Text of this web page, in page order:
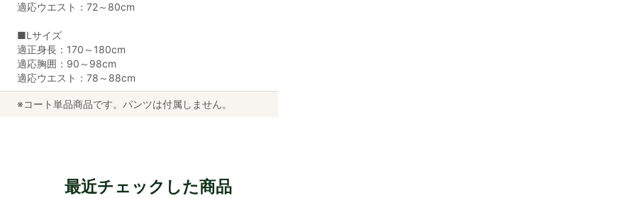
適応ウエスト：72～80cm
■Lサイズ
適正身長：170～180cm
適応胸囲：90～98cm
適応ウエスト：78～88cm
※コート単品商品です。パンツは付属しません。
最近チェックした商品